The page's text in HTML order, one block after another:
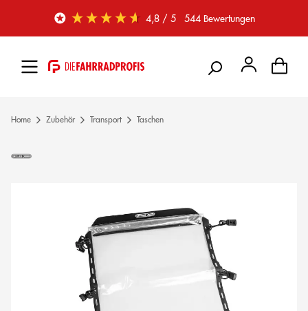
Zum Hauptinhalt springen 4,8/ 5 544 Bewertungen
Home Zubehör Transport Taschen